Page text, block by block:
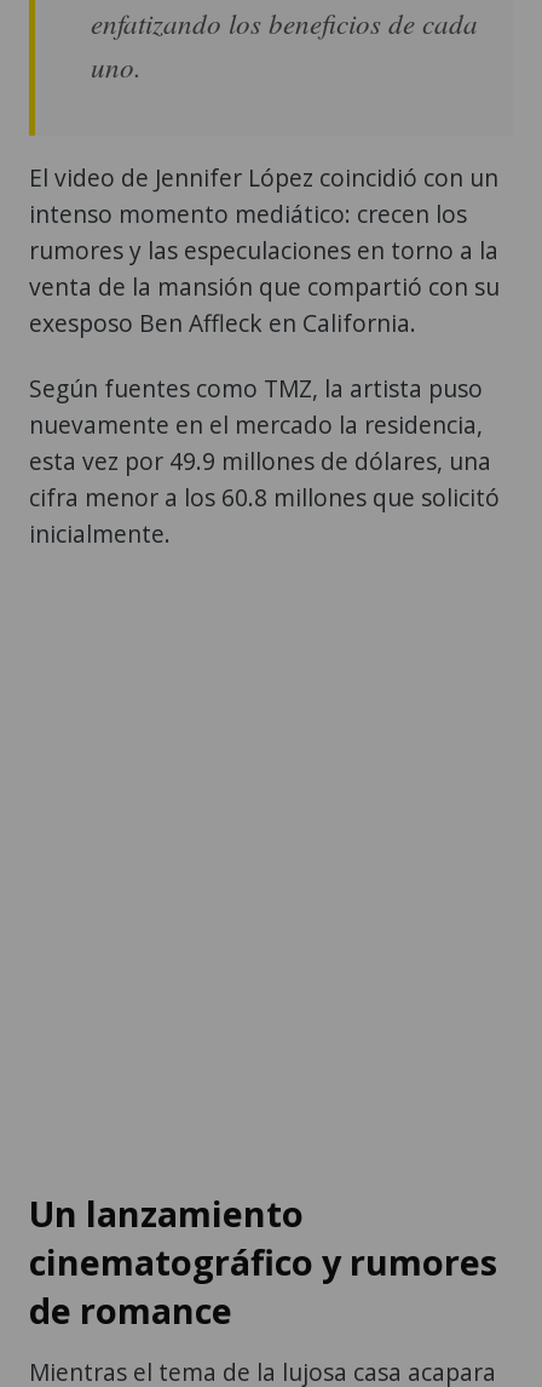
enfatizando los beneficios de cada
uno.
El video de Jennifer López coincidió con un
intenso momento mediático: crecen los
rumores y las especulaciones en torno a la
venta de la mansión que compartió con su
exesposo Ben Affleck en California.
Según fuentes como TMZ, la artista puso
nuevamente en el mercado la residencia,
esta vez por 49.9 millones de dólares, una
cifra menor a los 60.8 millones que solicitó
inicialmente.
Un lanzamiento
cinematográfico y rumores
de romance
Mientras el tema de la lujosa casa acapara